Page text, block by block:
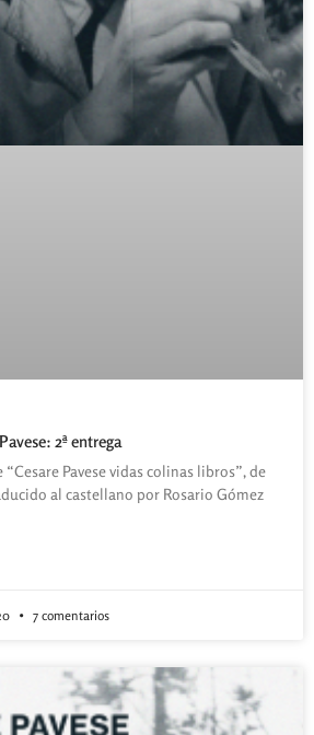
2ª entrega
Pavese vidas colinas libros”, de
al castellano por Rosario Gómez
7 comentarios